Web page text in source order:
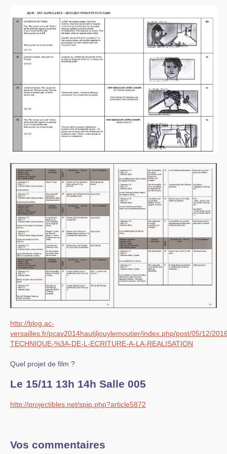
http://blog.ac-
versailles.fr/pcav2014hautiljouylemoutier/index.php/post/05/12/
TECHNIQUE-%3A-DE-L-ECRITURE-A-LA-REALISATION
Quel projet de film ?
Le 15/11 13h 14h Salle 005
http://projectibles.net/spip.php?article5872
Vos commentaires